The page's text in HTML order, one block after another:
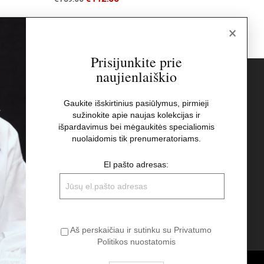
El pašto adresas:
Aš perskaičiau ir sutinku su Privatumo
Politikos nuostatomis
×
Prisijunkite prie
naujienlaiškio
Gaukite išskirtinius pasiūlymus, pirmieji
sužinokite apie naujas kolekcijas ir
išpardavimus bei mėgaukitės specialiomis
nuolaidomis tik prenumeratoriams.
El pašto adresas:
Aš perskaičiau ir sutinku su Privatumo
Politikos nuostatomis